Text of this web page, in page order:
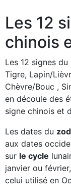
Les 12
chinois
Les 12 signes
Tigre, Lapin/
Chèvre/Bouc ,
en découle des
signe chinois et
Les dates du
aux dates
sur le cycle
janvier ou
celui utilisé en